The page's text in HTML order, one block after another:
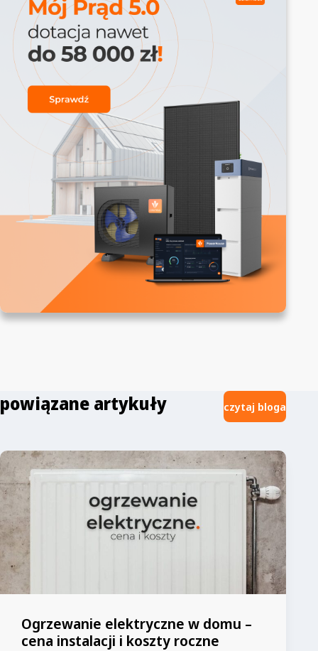
powiązane artykuły czytaj bloga
Ogrzewanie elektryczne w domu –
cena instalacji i koszty roczne